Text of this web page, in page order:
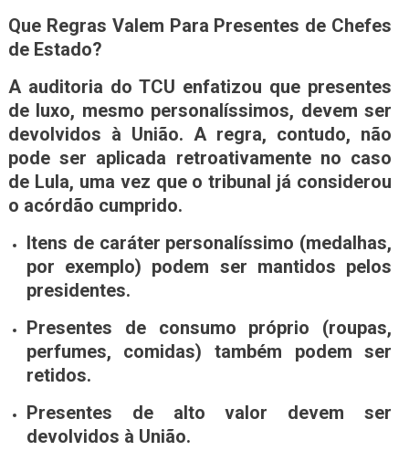
Que Regras Valem Para Presentes de Chefes
de Estado?
A auditoria do TCU enfatizou que presentes
de luxo, mesmo personalíssimos, devem ser
devolvidos à União. A regra, contudo, não
pode ser aplicada retroativamente no caso
de Lula, uma vez que o tribunal já considerou
o acórdão cumprido.
Itens de caráter personalíssimo (medalhas,
por exemplo) podem ser mantidos pelos
presidentes.
Presentes de consumo próprio (roupas,
perfumes, comidas) também podem ser
retidos.
Presentes de alto valor devem ser
devolvidos à União.